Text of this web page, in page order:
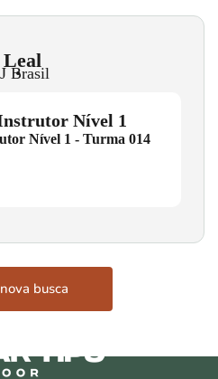
Leal
•
Brasil
Nível 1
Nível 1 - Turma 014
busca